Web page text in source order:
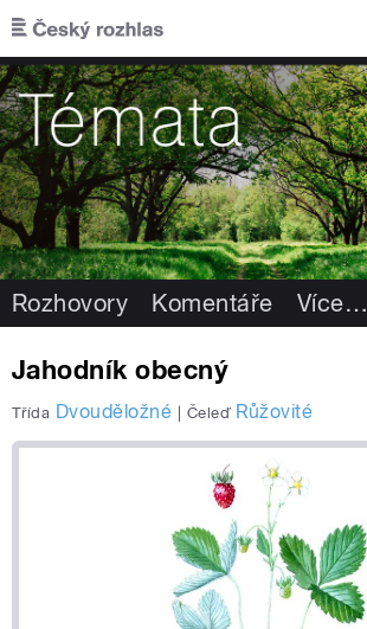
Přejít k hlavnímu obsahu
Rozhovory Komentáře Více…
Jahodník obecný
Třída Dvouděložné | Čeleď Růžovité